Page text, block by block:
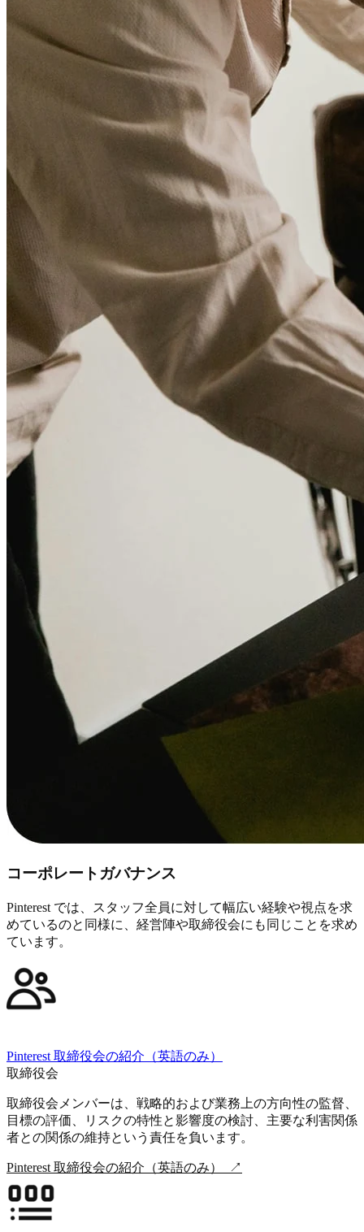
コーポレートガバナンス
Pinterest では、スタッフ全員に対して幅広い経験や視点を求
めているのと同様に、経営陣や取締役会にも同じことを求め
ています。
Pinterest 取締役会の紹介（英語のみ）
取締役会
取締役会メンバーは、戦略的および業務上の方向性の監督、
目標の評価、リスクの特性と影響度の検討、主要な利害関係
者との関係の維持という責任を負います。
Pinterest 取締役会の紹介（英語のみ） ↗